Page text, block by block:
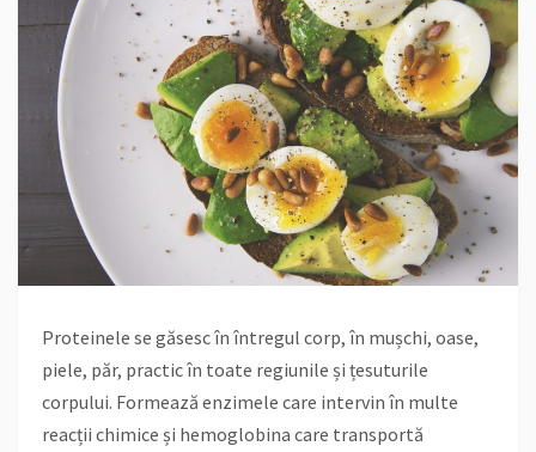
Proteinele se găsesc în întregul corp, în mușchi, oase,
piele, păr, practic în toate regiunile și țesuturile
corpului. Formează enzimele care intervin în multe
reacții chimice și hemoglobina care transportă